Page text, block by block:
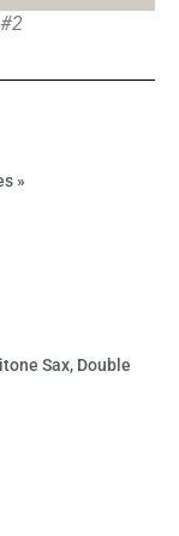
»
Sax, Double